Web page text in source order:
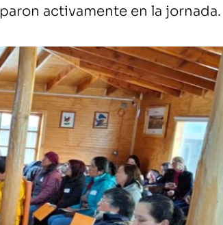
activamente en la jornada.